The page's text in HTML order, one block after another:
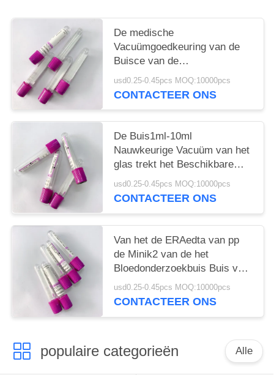
De medische
Vacuümgoedkeuring van de
Buisce van de
Bloedinzameling van Bepaling
g-6-PD
usd0.25-0.45pcs MOQ:10000pcs
CONTACTEER ONS
De Buis1ml-10ml
Nauwkeurige Vacuüm van het
glas trekt het Beschikbare
EDTA Volume
usd0.25-0.45pcs MOQ:10000pcs
CONTACTEER ONS
Van het de ERAedta van pp
de Minik2 van de het
Bloedonderzoekbuis Buis van
het de Lavendel Purpere
Hoogste Bloed
usd0.25-0.45pcs MOQ:10000pcs
CONTACTEER ONS
populaire categorieën Alle